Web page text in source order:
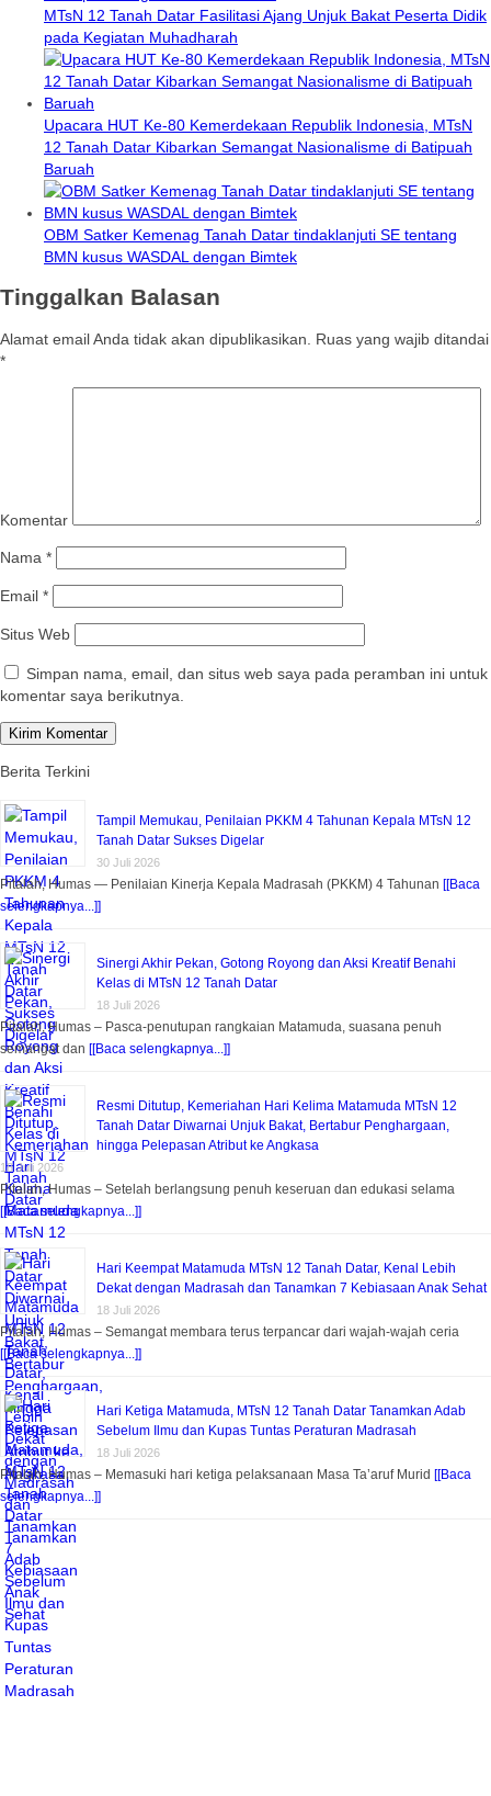
MTsN 12 Tanah Datar Fasilitasi Ajang Unjuk Bakat Peserta Didik
pada Kegiatan Muhadharah
Upacara HUT Ke-80 Kemerdekaan Republik Indonesia, MTsN
12 Tanah Datar Kibarkan Semangat Nasionalisme di Batipuah
Baruah
OBM Satker Kemenag Tanah Datar tindaklanjuti SE tentang
BMN kusus WASDAL dengan Bimtek
Tinggalkan Balasan
Alamat email Anda tidak akan dipublikasikan. Ruas yang wajib ditandai
*
Komentar
Nama *
Email *
Situs Web
Simpan nama, email, dan situs web saya pada peramban ini untuk
komentar saya berikutnya.
Berita Terkini
Tampil Memukau, Penilaian PKKM 4 Tahunan Kepala MTsN 12
Tanah Datar Sukses Digelar
30 Juli 2026
Pitalah, Humas — Penilaian Kinerja Kepala Madrasah (PKKM) 4 Tahunan [[Baca
selengkapnya...]]
Sinergi Akhir Pekan, Gotong Royong dan Aksi Kreatif Benahi
Kelas di MTsN 12 Tanah Datar
18 Juli 2026
Pitalah, Humas – Pasca-penutupan rangkaian Matamuda, suasana penuh
semangat dan [[Baca selengkapnya...]]
Resmi Ditutup, Kemeriahan Hari Kelima Matamuda MTsN 12
Tanah Datar Diwarnai Unjuk Bakat, Bertabur Penghargaan,
hingga Pelepasan Atribut ke Angkasa
18 Juli 2026
Pitalah, Humas – Setelah berlangsung penuh keseruan dan edukasi selama
[[Baca selengkapnya...]]
Hari Keempat Matamuda MTsN 12 Tanah Datar, Kenal Lebih
Dekat dengan Madrasah dan Tanamkan 7 Kebiasaan Anak Sehat
18 Juli 2026
Pitalah, Humas – Semangat membara terus terpancar dari wajah-wajah ceria
[[Baca selengkapnya...]]
Hari Ketiga Matamuda, MTsN 12 Tanah Datar Tanamkan Adab
Sebelum Ilmu dan Kupas Tuntas Peraturan Madrasah
18 Juli 2026
Pitalah, Humas – Memasuki hari ketiga pelaksanaan Masa Ta’aruf Murid [[Baca
selengkapnya...]]